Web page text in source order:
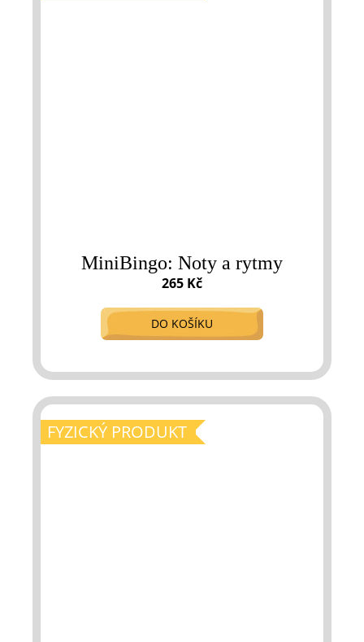
MiniBingo: Noty a rytmy
265 Kč
DO KOŠÍKU
FYZICKÝ PRODUKT